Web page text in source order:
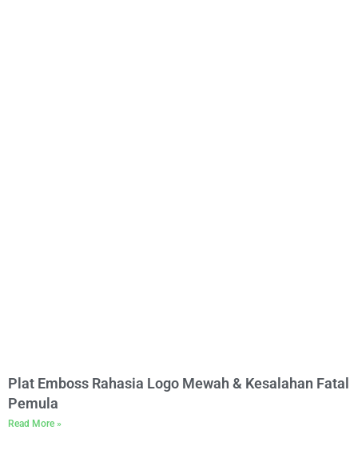
Plat Emboss Rahasia Logo Mewah & Kesalahan Fatal
Pemula
Read More »